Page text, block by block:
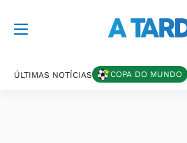
ÚLTIMAS NOTÍCIAS COPA DO MUNDO